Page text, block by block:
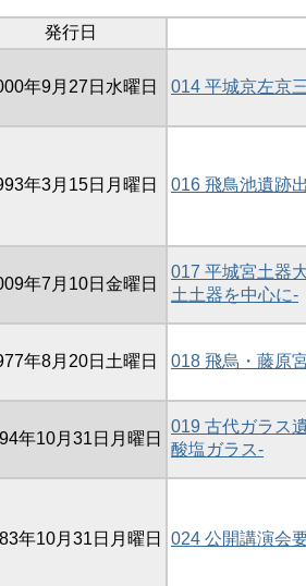
発行日
年9月27日水曜日 014 平城京左京
年3月15日月曜日 016 飛鳥池遺跡
年7月10日金曜日
017 平城宮土器
土土器を中心に-
年8月20日土曜日 018 飛烏・藤原
年10月31日月曜日
019 古代ガラス
酸塩ガラス-
年10月31日月曜日 024 公開講演会